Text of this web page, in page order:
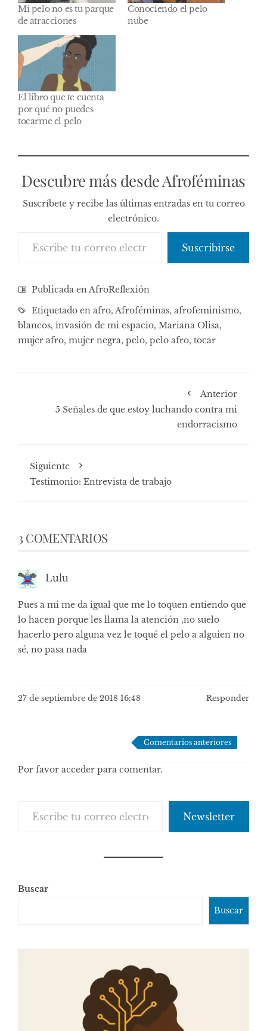
Mi pelo no es tu parque
de atracciones
Conociendo el pelo
nube
El libro que te cuenta
por qué no puedes
tocarme el pelo
Descubre más desde Afroféminas
Suscríbete y recibe las últimas entradas en tu correo
electrónico.
Suscribirse
Publicada enAfroReflexión
Etiquetado en afro, Afroféminas, afrofeminismo,
blancos, invasión de mi espacio, Mariana Olisa,
mujer afro, mujer negra, pelo, pelo afro, tocar
Anterior
5 Señales de que estoy luchando contra mi
endorracismo
Siguiente
Testimonio: Entrevista de trabajo
3 COMENTARIOS
Lulu
Pues a mi me da igual que me lo toquen entiendo que
lo hacen porque les llama la atención ,no suelo
hacerlo pero alguna vez le toqué el pelo a alguien no
sé, no pasa nada
27 de septiembre de 2018 16:48 Responder
comentarios
Comentarios anteriores
Por favor acceder para comentar.
Newsletter
Buscar
Buscar